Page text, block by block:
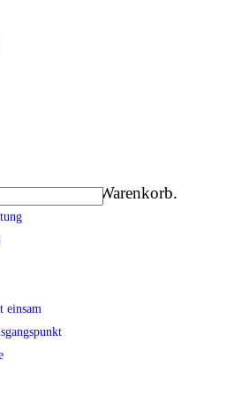
einsam
Produkte im Warenkorb.